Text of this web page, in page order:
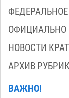
ФЕДЕРАЛЬНОЕ
ОФИЦИАЛЬНО
НОВОСТИ
АРХИВ
ВАЖНО!